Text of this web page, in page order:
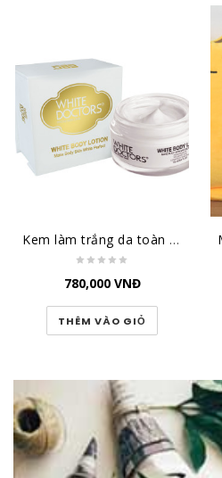
Kem làm trắng da toàn thân White Doctors - White Body Lotion
780,000 VNĐ
THÊM VÀO GIỎ